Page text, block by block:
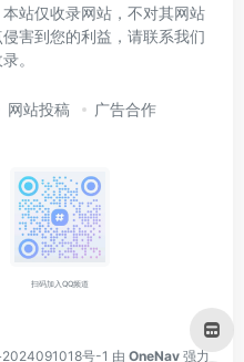
站仅收录网站，不对其网站
害到您的利益，请联系我们
。
网站投稿 广告合作
扫码加入QQ频道
2024091018号-1 由 OneNav 强力